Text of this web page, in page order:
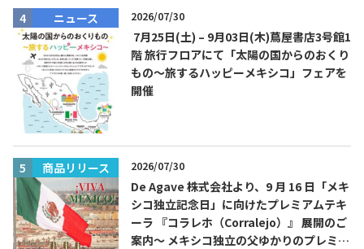
テキーラの飲み方
メキシコ料理 メキシコ旅行
メキシコの記念日
イベント一覧
お問合せ プライバシーポリシー サイトマップ
ニュース 2026/07/30
7月25日(土) – 9月03日(木)蔦屋書店3号館1
階 旅行フロアにて「太陽の国からのおくり
もの～旅するハッピーメキシコ」フェアを
開催
商品リリース 2026/07/30
De Agave 株式会社より、9 月 16 日「メキ
シコ独立記念日」に向けたプレミアムテキ
ーラ 『コラレホ（Corralejo）』 展開のご
案内〜 メキシコ独立の父ゆかりのプレミア